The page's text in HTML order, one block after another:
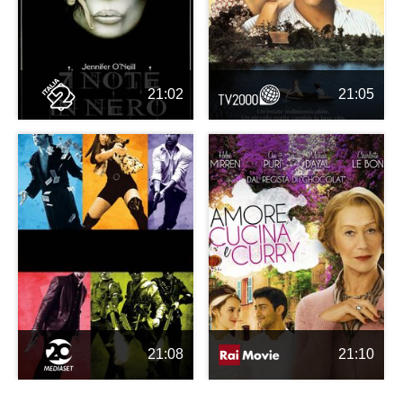
21:02 21:05
21:08 21:10